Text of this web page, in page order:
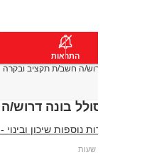
פרימיוםהתראות
לחברת סולל בונה דרוש/ה חשב/ת תקציב ובקרה
לחברת סולל בונה
מעבר למשרות נוספות שיכון